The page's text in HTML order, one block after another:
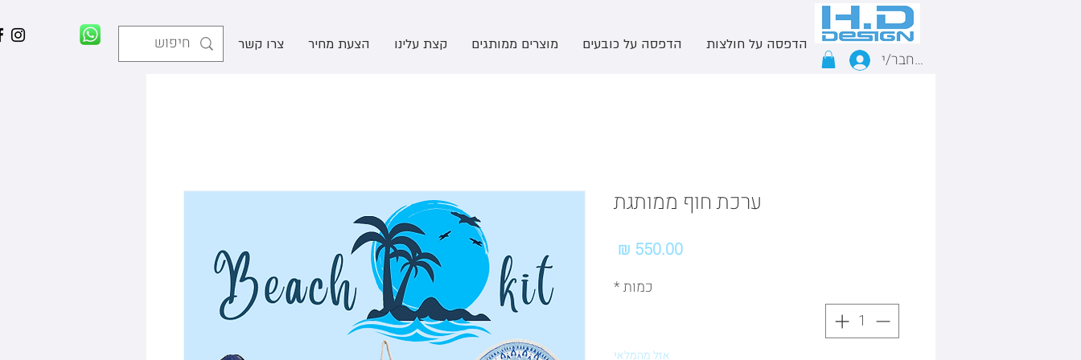
הדפסה על חולצות הדפסה על כובעים מוצרים ממותגים קצת עלינו הצעת מחיר צרו קשר
התחבר/י
ערכת חוף ממותגת
‏550.00 ‏₪
כמות*
אזל מהמלאי